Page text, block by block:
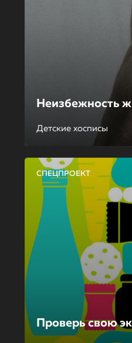
Неизбежность
Детские хосписы
СПЕЦПРОЕКТ
Проверь свою